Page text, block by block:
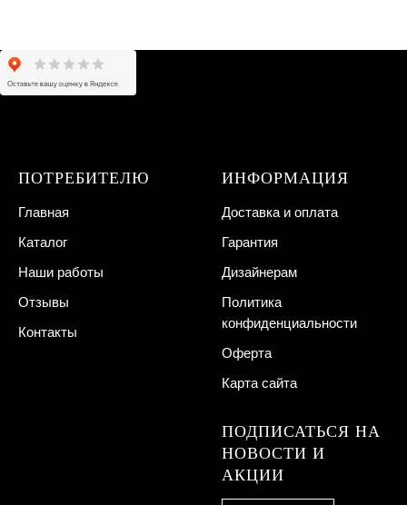
ПОТРЕБИТЕЛЮ
Главная
Каталог
Наши работы
Отзывы
Контакты
ИНФОРМАЦИЯ
Доставка и оплата
Гарантия
Дизайнерам
Политика
конфиденциальности
Оферта
Карта сайта
ПОДПИСАТЬСЯ НА
НОВОСТИ И
АКЦИИ